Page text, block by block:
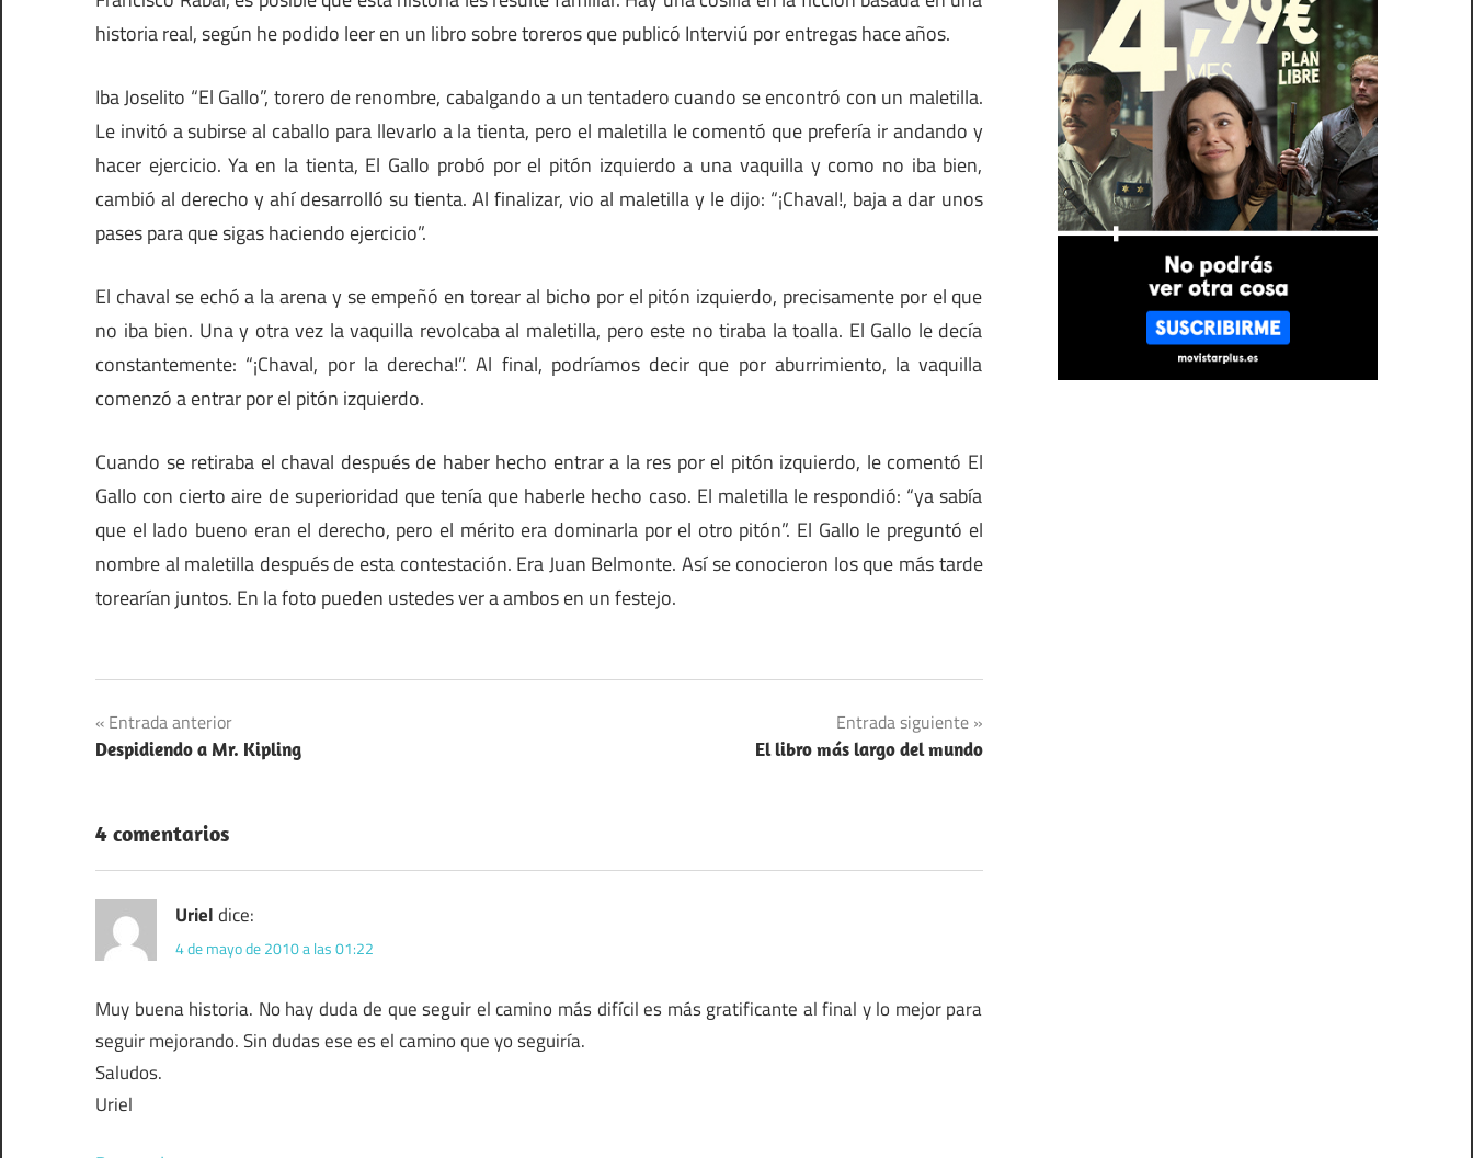
historia real, según he podido leer en un libro sobre toreros que publicó Interviú por entregas hace años.
Iba Joselito “El Gallo”, torero de renombre, cabalgando a un tentadero cuando se encontró con un maletilla.
Le invitó a subirse al caballo para llevarlo a la tienta, pero el maletilla le comentó que prefería ir andando y
hacer ejercicio. Ya en la tienta, El Gallo probó por el pitón izquierdo a una vaquilla y como no iba bien,
cambió al derecho y ahí desarrolló su tienta. Al finalizar, vio al maletilla y le dijo: “¡Chaval!, baja a dar unos
pases para que sigas haciendo ejercicio”.
El chaval se echó a la arena y se empeñó en torear al bicho por el pitón izquierdo, precisamente por el que
no iba bien. Una y otra vez la vaquilla revolcaba al maletilla, pero este no tiraba la toalla. El Gallo le decía
constantemente: “¡Chaval, por la derecha!”. Al final, podríamos decir que por aburrimiento, la vaquilla
comenzó a entrar por el pitón izquierdo.
Cuando se retiraba el chaval después de haber hecho entrar a la res por el pitón izquierdo, le comentó El
Gallo con cierto aire de superioridad que tenía que haberle hecho caso. El maletilla le respondió: “ya sabía
que el lado bueno eran el derecho, pero el mérito era dominarla por el otro pitón”. El Gallo le preguntó el
nombre al maletilla después de esta contestación. Era Juan Belmonte. Así se conocieron los que más tarde
torearían juntos. En la foto pueden ustedes ver a ambos en un festejo.
Navegación
de
entradas
Entrada anterior
Despidiendo a Mr. Kipling
Entrada siguiente
El libro más largo del mundo
4 comentarios
Urieldice:
4 de mayo de 2010 a las 01:22
Muy buena historia. No hay duda de que seguir el camino más difícil es más gratificante al final y lo mejor para
seguir mejorando. Sin dudas ese es el camino que yo seguiría.
Saludos.
Uriel